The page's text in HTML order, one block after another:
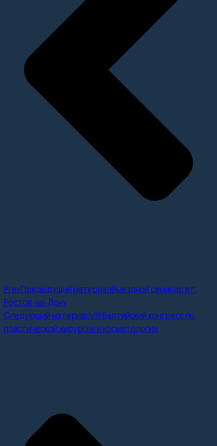
PrevПредыдущий материалВыездной семинар в г.
Ростов-на-Дону
Следующий материалVIII Балтийский конгресс по
пластической хирургии и косметологии